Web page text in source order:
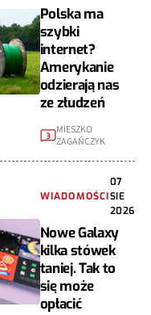
Polska ma
szybki
internet?
Amerykanie
odzierają nas
ze złudzeń
3 MIESZKO
ZAGAŃCZYK
WIADOMOŚCI
07
SIE
2026
Nowe Galaxy
kilka stówek
taniej. Tak to
się może
opłacić